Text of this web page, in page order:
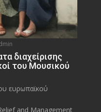
διαχείρισης
του Μουσικού
ευρωπαϊκού
and Management